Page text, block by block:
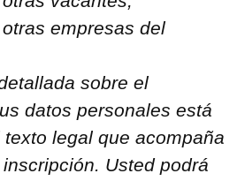
empresas del
sobre el
datos personales está
legal que acompaña
Usted podrá